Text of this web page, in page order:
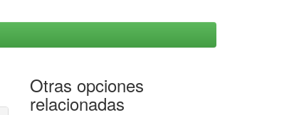
Otras opciones
relacionadas